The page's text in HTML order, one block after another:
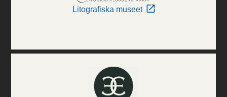
Litografiska museet